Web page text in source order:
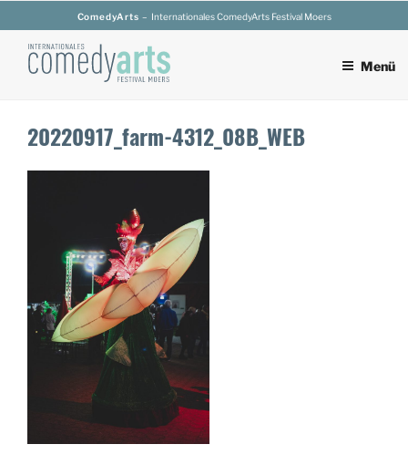
Inhalt
springen
ComedyArts – Internationales ComedyArts Festival Moers
Menü
20220917_farm-4312_08B_WEB